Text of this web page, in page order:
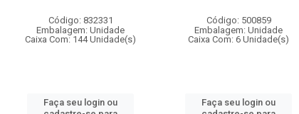
Código: 832331
Embalagem: Unidade
Caixa Com: 144 Unidade(s)
Faça seu login ou
Código: 500859
Embalagem: Unidade
Caixa Com: 6 Unidade(s)
Faça seu login ou